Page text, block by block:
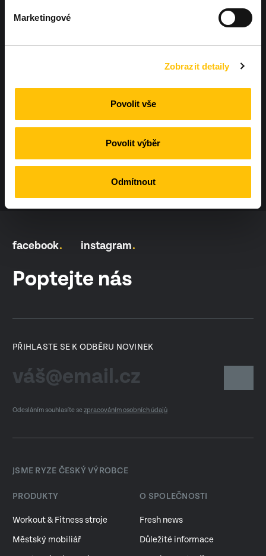
Marketingové
Zobrazit detaily
Povolit vše
Povolit výběr
Odmítnout
Hněvotín 573, Hněvotín 783 47
facebook instagram
Poptejte nás
PŘIHLASTE SE K ODBĚRU NOVINEK
Odesláním souhlasíte sezpracováním osobních údajů
JSME RYZE ČESKÝ VÝROBCE
PRODUKTY
Workout & Fitness stroje
Městský mobiliář
O SPOLEČNOSTI
Fresh news
Důležité informace